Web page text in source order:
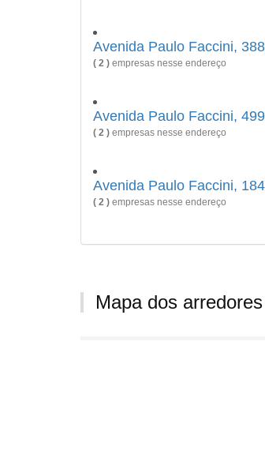
Avenida Paulo Faccini, 388
( 2 ) empresas nesse endereço
Avenida Paulo Faccini, 499
( 2 ) empresas nesse endereço
Avenida Paulo Faccini,
( 2 ) empresas nesse endereço
Mapa dos arredores